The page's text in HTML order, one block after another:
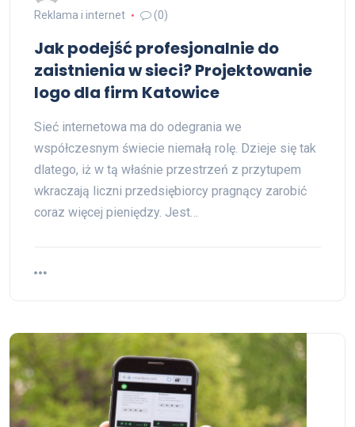
Reklama i internet
(0)
Jak podejść profesjonalnie do
zaistnienia w sieci? Projektowanie
logo dla firm Katowice
Sieć internetowa ma do odegrania we
współczesnym świecie niemałą rolę. Dzieje się tak
dlatego, iż w tą właśnie przestrzeń z przytupem
wkraczają liczni przedsiębiorcy pragnący zarobić
coraz więcej pieniędzy. Jest…